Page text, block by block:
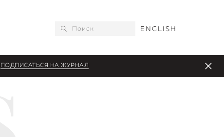
ENGLISH
ПОДПИСАТЬСЯ НА ЖУРНАЛ